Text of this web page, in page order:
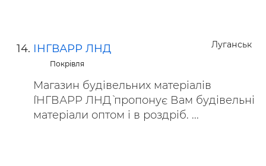
Луганськ
ІНГВАРР ЛНД
Покрівля
Магазин будівельних матеріалів
`ІНГВАРР ЛНД` пропонує Вам будівельні
матеріали оптом і в роздріб. ...